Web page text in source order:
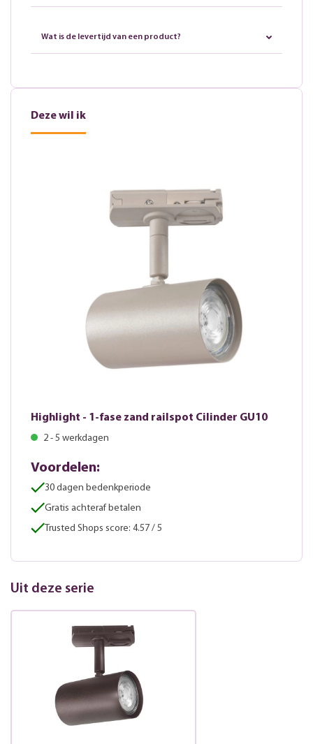
Wat is de levertijd van een product?
Deze wil ik
Highlight - 1-fase zand railspot Cilinder GU10
2 - 5 werkdagen
Voordelen:
30 dagen bedenkperiode
Gratis achteraf betalen
Trusted Shops score: 4.57 / 5
Uit deze serie